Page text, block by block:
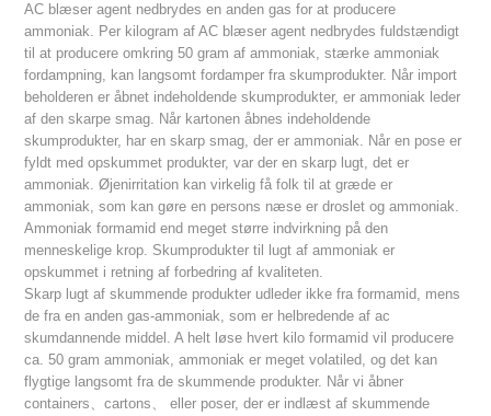
AC blæser agent nedbrydes en anden gas for at producere
ammoniak. Per kilogram af AC blæser agent nedbrydes fuldstændigt
til at producere omkring 50 gram af ammoniak, stærke ammoniak
fordampning, kan langsomt fordamper fra skumprodukter. Når import
beholderen er åbnet indeholdende skumprodukter, er ammoniak leder
af den skarpe smag. Når kartonen åbnes indeholdende
skumprodukter, har en skarp smag, der er ammoniak. Når en pose er
fyldt med opskummet produkter, var der en skarp lugt, det er
ammoniak. Øjenirritation kan virkelig få folk til at græde er
ammoniak, som kan gøre en persons næse er droslet og ammoniak.
Ammoniak formamid end meget større indvirkning på den
menneskelige krop. Skumprodukter til lugt af ammoniak er
opskummet i retning af forbedring af kvaliteten.
Skarp lugt af skummende produkter udleder ikke fra formamid, mens
de fra en anden gas-ammoniak, som er helbredende af ac
skumdannende middel. A helt løse hvert kilo formamid vil producere
ca. 50 gram ammoniak, ammoniak er meget volatiled, og det kan
flygtige langsomt fra de skummende produkter. Når vi åbner
containers、cartons、 eller poser, der er indlæst af skummende